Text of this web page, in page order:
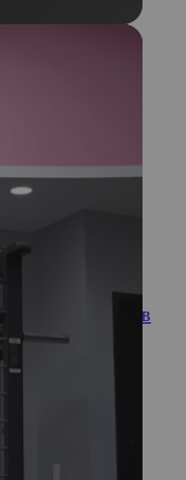
тренд в